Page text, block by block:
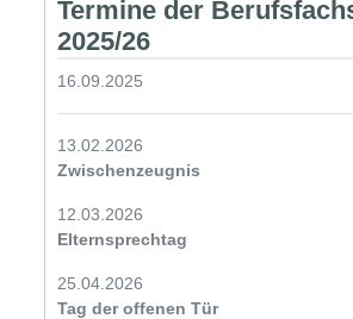
Termine der
2025/26
16.09.2025
13.02.2026
Zwischenzeugnis
12.03.2026
Elternsprechtag
25.04.2026
Tag der offenen Tür